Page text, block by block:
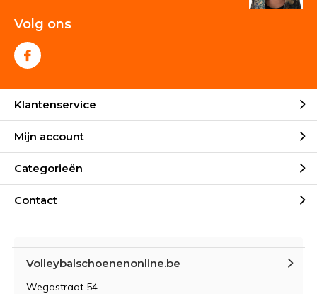
Volg ons
Klantenservice
Mijn account
Categorieën
Contact
Volleybalschoenenonline.be
Wegastraat 54